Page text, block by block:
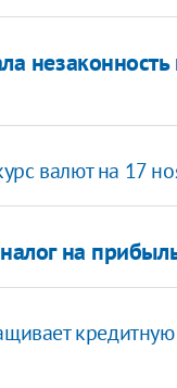
валют на 17
на
кредитную